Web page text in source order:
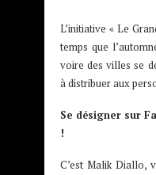
L’initiative « Le
temps que
voire des villes se
à distribuer aux
Se désigner sur
!
C’est Malik Diallo,